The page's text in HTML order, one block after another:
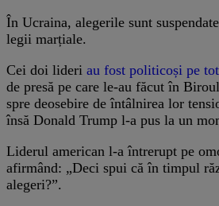
În Ucraina, alegerile sunt
legii marțiale.
Cei doi lideri au fost politicoși pe
de presă pe care le-au făcut în
spre deosebire de întâlnirea lor
însă Donald Trump l-a pus la un
Liderul american l-a întrerupt pe
afirmând: „Deci spui că în timpul
alegeri?”.